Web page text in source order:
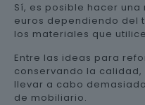
Sí, es posible hacer una
euros dependiendo del
los materiales que
Entre las ideas para
conservando la
llevar a cabo
de mobiliario.